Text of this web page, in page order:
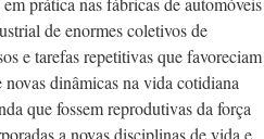
de enormes coletivos de
e tarefas repetitivas que favoreciam
dinâmicas na vida cotidiana
que fossem reprodutivas da força
a novas disciplinas de vida e